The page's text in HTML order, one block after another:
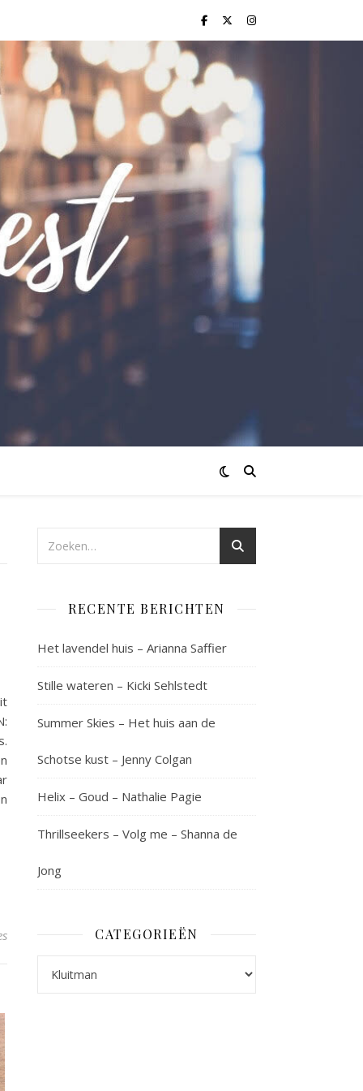
RECENTE BERICHTEN
Het lavendel huis – Arianna Saffier
Stille wateren – Kicki Sehlstedt
Summer Skies – Het huis aan de
Schotse kust – Jenny Colgan
Helix – Goud – Nathalie Pagie
Thrillseekers – Volg me – Shanna de
Jong
CATEGORIEËN